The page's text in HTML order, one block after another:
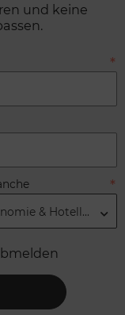
und keine
Gastronomie & Hotellerie